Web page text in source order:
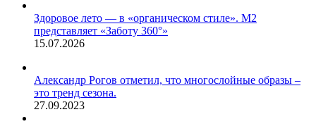
Здоровое лето — в «органическом стиле». М2
представляет «Заботу 360°»
15.07.2026
Александр Рогов отметил, что многослойные образы –
это тренд сезона.
27.09.2023